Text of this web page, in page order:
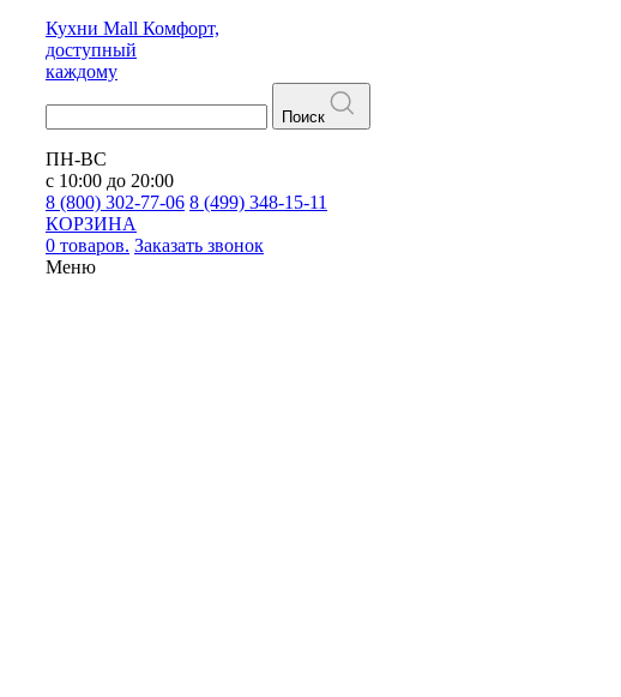
Кухни Mall Комфорт,
доступный
каждому
Поиск
ПН-ВС
с 10:00 до 20:00
8 (800) 302-77-06 8 (499) 348-15-11
КОРЗИНА
0 товаров. Заказать звонок
Меню